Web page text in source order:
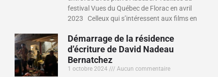
festival Vues du Québec de Florac en avril
2023 Celleux qui s’intéressent aux films en
Démarrage de la résidence
d’écriture de David Nadeau
Bernatchez
1 octobre 2024 Aucun commentaire